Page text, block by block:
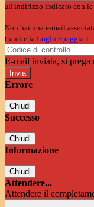
all'indirizzo indicato con le
Non hai una e-mail
tramite la Login Spaggiari
E-mail inviata, si prega
Errore
Chiudi
Successo
Chiudi
Informazione
Chiudi
Attendere...
Attendere il